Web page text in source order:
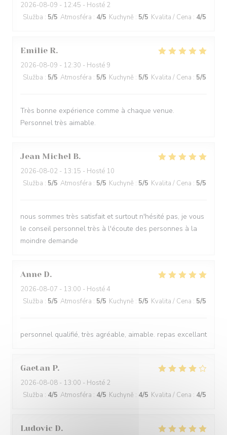
2026-08-09 - 12:45 - Hosté 2
Služba : 5/5 Atmosféra : 4/5 Kuchyně : 5/5 Kvalita / Cena : 4/5
Emilie R
2026-08-09 - 12:30 - Hosté 9
Služba : 5/5 Atmosféra : 5/5 Kuchyně : 5/5 Kvalita / Cena : 5/5
Très bonne expérience comme à chaque venue.
Personnel très aimable.
Jean Michel B
2026-08-02 - 13:15 - Hosté 10
Služba : 5/5 Atmosféra : 5/5 Kuchyně : 5/5 Kvalita / Cena : 5/5
nous sommes très satisfait et surtout n'hésité pas, je vous
le conseil personnel très à l'écoute des personnes à la
moindre demande
Anne D
2026-08-07 - 13:00 - Hosté 4
Služba : 5/5 Atmosféra : 5/5 Kuchyně : 5/5 Kvalita / Cena : 5/5
personnel qualifié, très agréable, aimable. repas excellant
Gaetan P
2026-08-08 - 13:00 - Hosté 2
Služba : 4/5 Atmosféra : 4/5 Kuchyně : 4/5 Kvalita / Cena : 4/5
Ludovic D